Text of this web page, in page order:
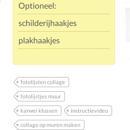
Optioneel:
schilderijhaakjes
plakhaakjes
fotolijsten collage
fotolijstjes muur
karwei klussen instructievideo
collage op muren maken